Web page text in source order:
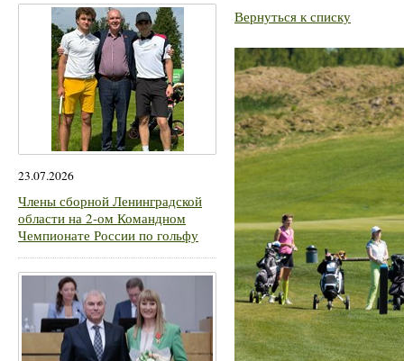
23.07.2026
Члены сборной Ленинградской
области на 2-ом Командном
Чемпионате России по гольфу
Вернуться к списку